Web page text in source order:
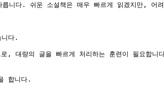
니다. 쉬운 소설책은 매우 빠르게 읽겠지만, 어
다.
로, 대량의 글을 빠르게 처리하는 훈련이 필요합
합니다.